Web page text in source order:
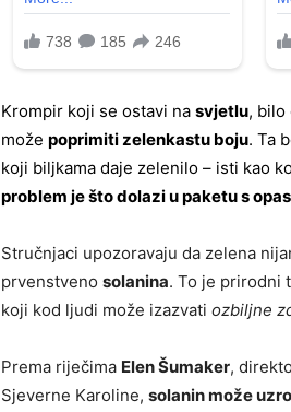
Krompir koji se ostavi na svjetlu, bilo
može poprimiti zelenkastu boju. Ta
koji biljkama daje zelenilo – isti kao
problem je što dolazi u paketu s
Stručnjaci upozoravaju da zelena
prvenstveno solanina. To je prirodni
koji kod ljudi može izazvati ozbiljne
Prema riječima Elen Šumaker,
Sjeverne Karoline, solanin može